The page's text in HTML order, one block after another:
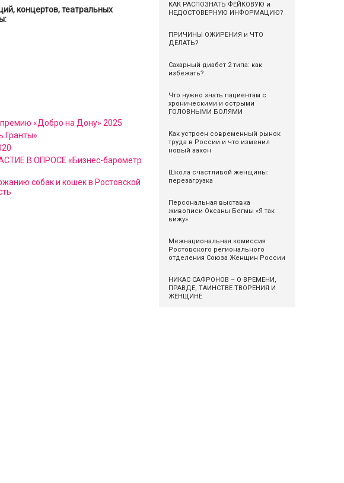
концертов, театральных
«Добро на Дону» 2025
В ОПРОСЕ «Бизнес-барометр
собак и кошек в Ростовской
КАК РАСПОЗНАТЬ ФЕЙКОВУЮ и
НЕДОСТОВЕРНУЮ ИНФОРМАЦИЮ?
ПРИЧИНЫ ОЖИРЕНИЯ и ЧТО
ДЕЛАТЬ?
Сахарный диабет 2 типа: как
избежать?
Что нужно знать пациентам с
хроническими и острыми
ГОЛОВНЫМИ БОЛЯМИ
Как устроен современный рынок
труда в России и что изменил
новый закон
Школа счастливой женщины:
перезагрузка
Персональная выставка
живописи Оксаны Бегмы «Я так
вижу»
Межнациональная комиссия
Ростовского регионального
отделения Союза Женщин России
НИКАС САФРОНОВ – О ВРЕМЕНИ,
ПРАВДЕ, ТАИНСТВЕ ТВОРЕНИЯ И
ЖЕНЩИНЕ